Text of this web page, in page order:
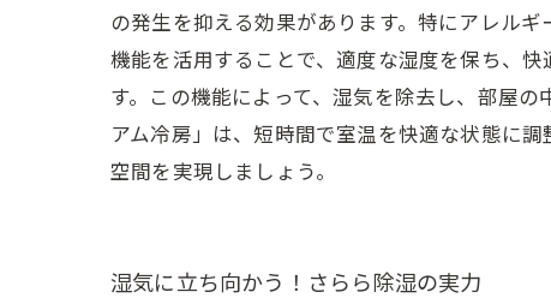
の発生を抑える効果があります。特にアレル
機能を活用することで、適度な湿度を保ち、
す。この機能によって、湿気を除去し、部屋
アム冷房」は、短時間で室温を快適な状態に
空間を実現しましょう。
湿気に立ち向かう！さらら除湿の実力